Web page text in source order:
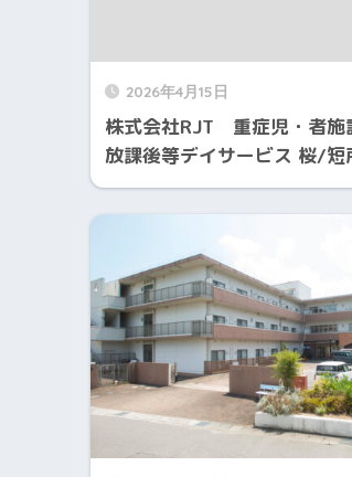
2026年4月15日
株式会社RJT 重症児・者施
放課後等デイサービス 桜/短